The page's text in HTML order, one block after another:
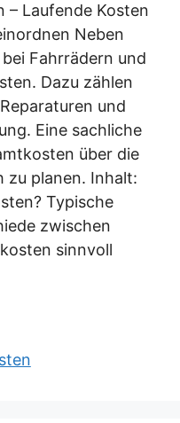
Laufende Kosten
Neben
Fahrrädern und
Dazu zählen
und
Eine sachliche
über die
zu planen. Inhalt:
Typische
zwischen
sinnvoll